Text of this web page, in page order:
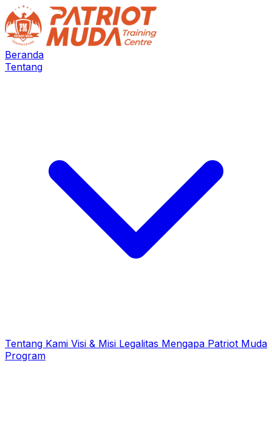
Beranda
Tentang
Tentang Kami Visi & Misi Legalitas Mengapa Patriot Muda
Program